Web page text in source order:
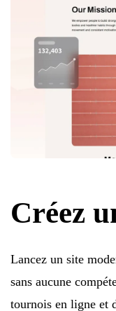
Créez
Lancez un site
sans aucune
tournois en ligne et